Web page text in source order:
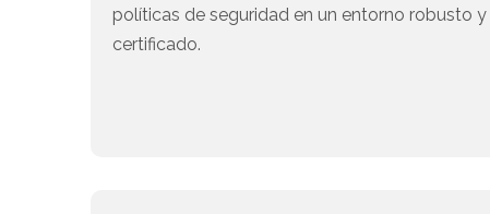
políticas de seguridad en un entorno robusto y
certificado.